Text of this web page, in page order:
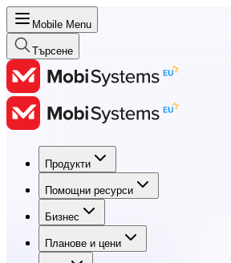
Mobile Menu
Търсене
Продукти
Помощни ресурси
Бизнес
Планове и цени
Продукти
Помощни ресурси
Бизнес
Планове и цени